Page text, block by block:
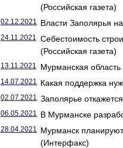
(Российская газета)
02.12.2021 Власти Заполярья
24.11.2021 Себестоимость
(Российская газета)
13.11.2021 Мурманская
14.07.2021 Какая поддержка
02.07.2021 Заполярье
06.05.2021 В Мурманске
28.04.2021 Мурманск
(Интерфакс)